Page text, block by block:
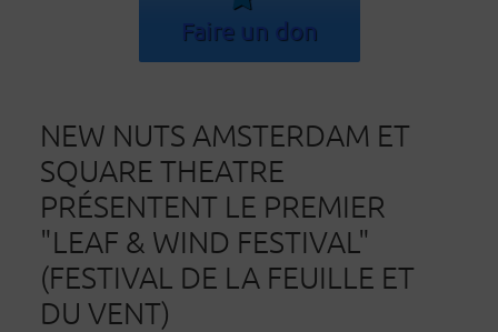
Faire un don
NEW NUTS AMSTERDAM ET
SQUARE THEATRE
PRÉSENTENT LE PREMIER
"LEAF & WIND FESTIVAL"
(FESTIVAL DE LA FEUILLE ET
DU VENT)